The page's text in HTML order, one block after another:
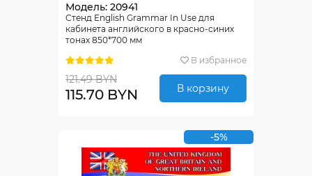
Модель: 20941
Стенд English Grammar In Use для
кабинета английского в красно-синих
тонах 850*700 мм
В избранное
121.49 BYN
115.70 BYN В корзину
-5%